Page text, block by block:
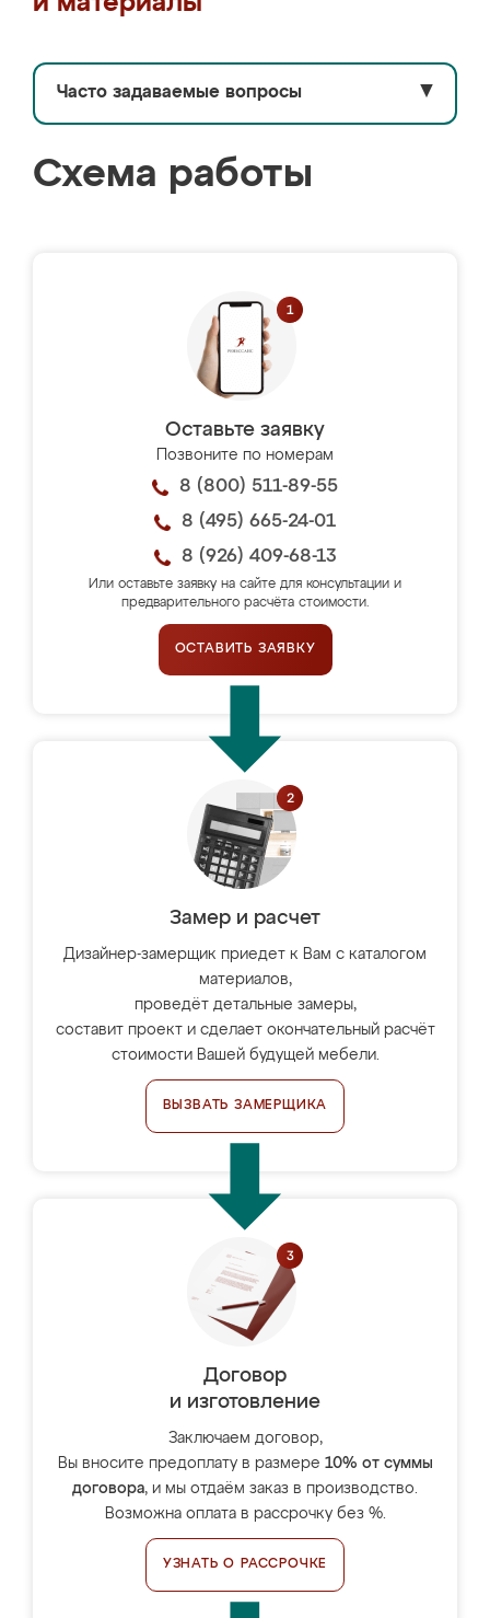
Часто задаваемые вопросы ▼
Схема работы
Оставьте заявку
Позвоните по номерам
8 (800) 511-89-55
8 (495) 665-24-01
8 (926) 409-68-13
Или оставьте заявку на сайте для консультации и
предварительного расчёта стоимости.
ОСТАВИТЬ ЗАЯВКУ
Замер и расчет
Дизайнер-замерщик приедет к Вам с каталогом
материалов,
проведёт детальные замеры,
составит проект и сделает окончательный расчёт
стоимости Вашей будущей мебели.
ВЫЗВАТЬ ЗАМЕРЩИКА
Договор
и изготовление
Заключаем договор,
Вы вносите предоплату в размере 10% от суммы
договора, и мы отдаём заказ в производство.
Возможна оплата в рассрочку без %.
УЗНАТЬ О РАССРОЧКЕ